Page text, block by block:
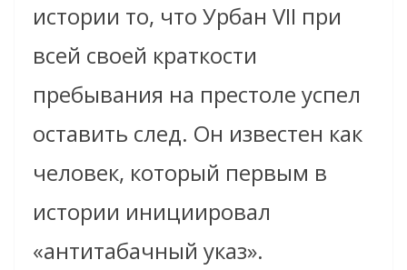
истории то, что Урбан VII при
всей своей краткости
пребывания на престоле успел
оставить след. Он известен как
человек, который первым в
истории инициировал
«антитабачный указ».